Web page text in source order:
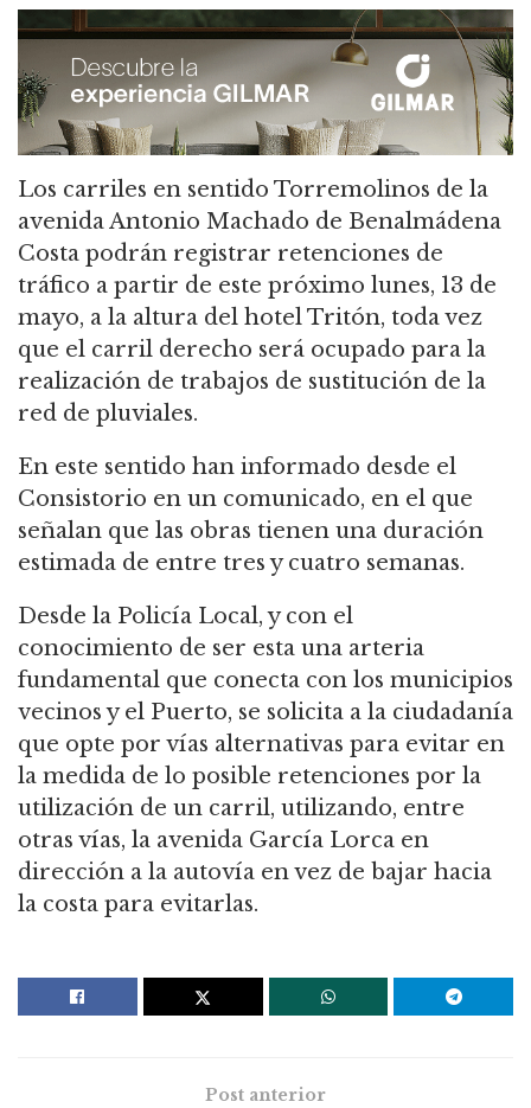
Los carriles en sentido Torremolinos de la
avenida Antonio Machado de Benalmádena
Costa podrán registrar retenciones de
tráfico a partir de este próximo lunes, 13 de
mayo, a la altura del hotel Tritón, toda vez
que el carril derecho será ocupado para la
realización de trabajos de sustitución de la
red de pluviales.
En este sentido han informado desde el
Consistorio en un comunicado, en el que
señalan que las obras tienen una duración
estimada de entre tres y cuatro semanas.
Desde la Policía Local, y con el
conocimiento de ser esta una arteria
fundamental que conecta con los municipios
vecinos y el Puerto, se solicita a la ciudadanía
que opte por vías alternativas para evitar en
la medida de lo posible retenciones por la
utilización de un carril, utilizando, entre
otras vías, la avenida García Lorca en
dirección a la autovía en vez de bajar hacia
la costa para evitarlas.
Post anterior